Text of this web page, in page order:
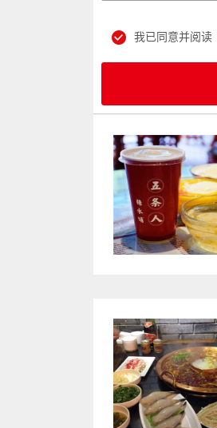
我已同意并阅读